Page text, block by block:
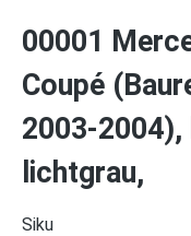
00001
Coupé
2003-2004),
lichtgrau,
Siku